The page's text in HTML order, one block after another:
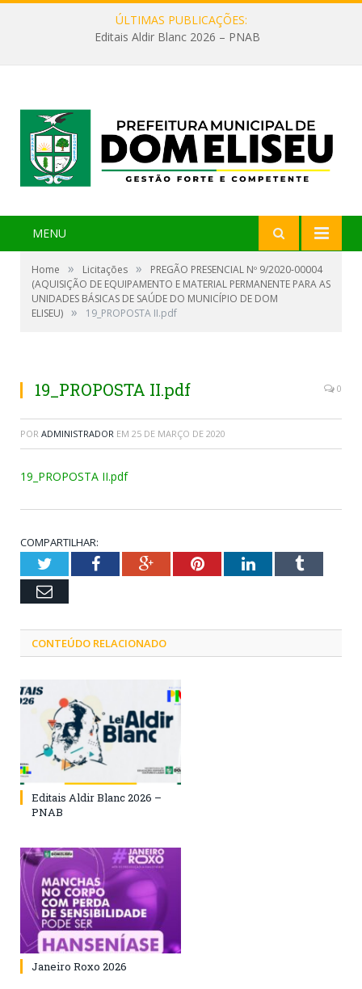
ÚLTIMAS PUBLICAÇÕES:
Editais Aldir Blanc 2026 – PNAB
MENU
Home » Licitações »
PREGÃO PRESENCIAL Nº 9/2020-00004
(AQUISIÇÃO DE EQUIPAMENTO E MATERIAL PERMANENTE PARA AS
UNIDADES BÁSICAS DE SAÚDE DO MUNICÍPIO DE DOM
ELISEU) » 19_PROPOSTA II.pdf
19_PROPOSTA II.pdf 0
POR ADMINISTRADOR EM 25 DE MARÇO DE 2020
19_PROPOSTA II.pdf
COMPARTILHAR:
TwitterFacebookGoogle+PinterestLinkedInTumblr
Email
CONTEÚDO RELACIONADO
Editais Aldir Blanc 2026 –
PNAB
Janeiro Roxo 2026